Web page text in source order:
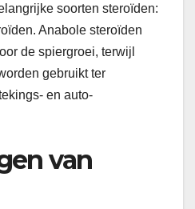
soorten steroïden:
Anabole steroïden
de spiergroei, terwijl
gebruikt ter
en auto-
van